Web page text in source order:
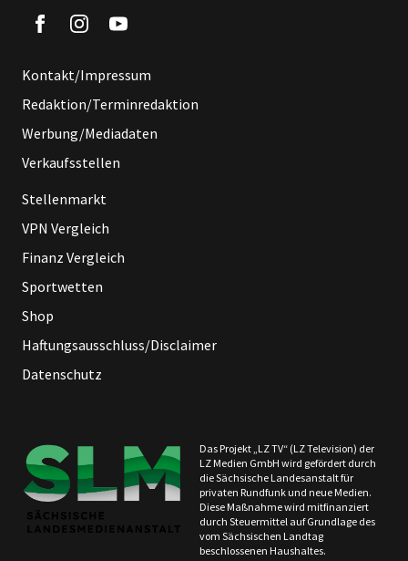
Kontakt/Impressum
Redaktion/Terminredaktion
Werbung/Mediadaten
Verkaufsstellen
Stellenmarkt
VPN Vergleich
Finanz Vergleich
Sportwetten
Shop
Haftungsausschluss/Disclaimer
Datenschutz
Das Projekt „LZ TV“ (LZ Television) der
LZ Medien GmbH wird gefördert durch
die Sächsische Landesanstalt für
privaten Rundfunk und neue Medien.
Diese Maßnahme wird mitfinanziert
durch Steuermittel auf Grundlage des
vom Sächsischen Landtag
beschlossenen Haushaltes.